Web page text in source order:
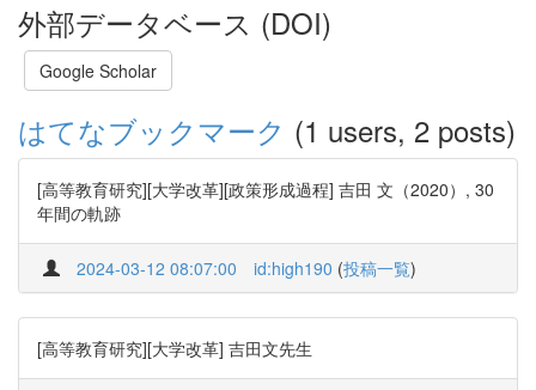
外部データベース (DOI)
Google Scholar
はてなブックマーク (1 users, 2 posts)
[高等教育研究][大学改革][政策形成過程] 吉田 文（2020）, 30
年間の軌跡
2024-03-12 08:07:00 id:high190 (投稿一覧)
[高等教育研究][大学改革] 吉田文先生